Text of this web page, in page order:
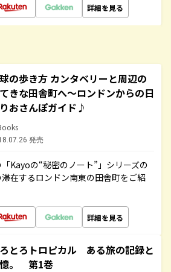
詳細を見る
の歩き方 カンタベリーと周辺の
きな田舎町へ～ロンドンからの日
おさんぽガイド♪
発売
Kayoの“秘密のノート”」シリーズの
在するロンドン南東の田舎町をご紹
詳細を見る
とろトロピカル ある旅の記録と
。 第1巻